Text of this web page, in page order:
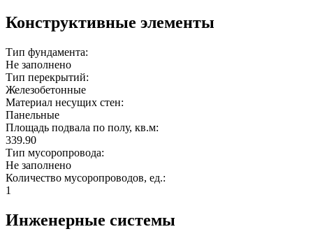
Конструктивные элементы
Тип фундамента:
Не заполнено
Тип перекрытий:
Железобетонные
Материал несущих стен:
Панельные
Площадь подвала по полу, кв.м:
339.90
Тип мусоропровода:
Не заполнено
Количество мусоропроводов, ед.:
1
Инженерные системы